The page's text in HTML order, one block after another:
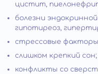
цистит,
болезни
гипотиреоз,
стрессовые
слишком крепкий сон;
конфликты со